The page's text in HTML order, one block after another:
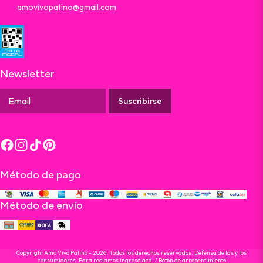
amovivopatino@gmail.com
Newsletter
Suscribirse
Método de pago
Método de envío
Copyright Amo Vivo Patino - 2026. Todos los derechos reservados. Defensa de las y los
consumidores. Para reclamosingresá acá. / Botón de arrepentimiento